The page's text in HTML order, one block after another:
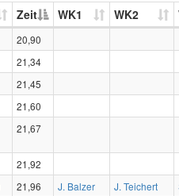
Zeit WK1 WK2
20,90
21,34
21,45
21,60
21,67
21,92
21,96 J. Balzer J. Teichert